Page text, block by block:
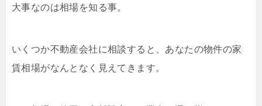
大事なのは相場を知る事。
いくつか不動産会社に相談すると、あなたの物件の家
賃相場がなんとなく見えてきます。